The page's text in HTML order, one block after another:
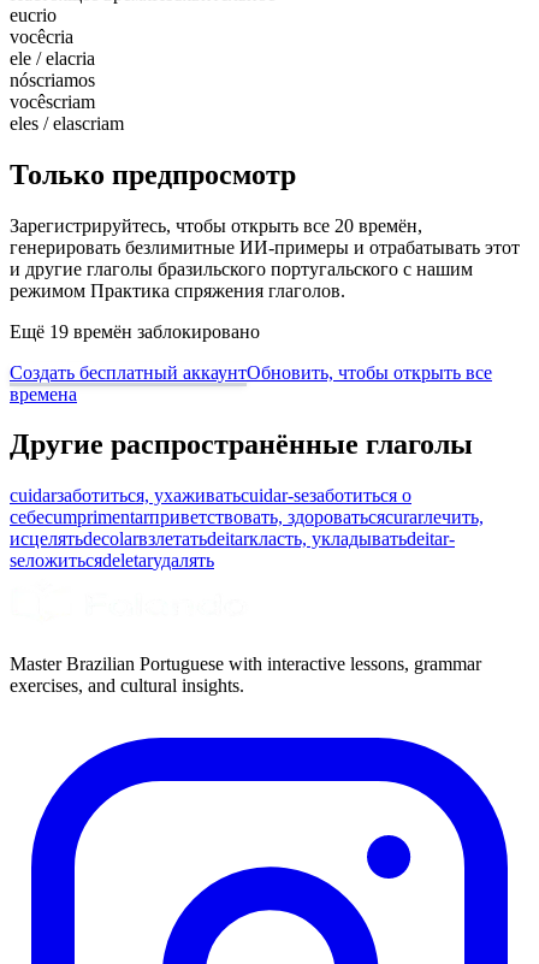
eucrio
vocêcria
ele / elacria
nóscriamos
vocêscriam
eles / elascriam
Только предпросмотр
Зарегистрируйтесь, чтобы открыть все 20 времён,
генерировать безлимитные ИИ-примеры и отрабатывать этот
и другие глаголы бразильского португальского с нашим
режимом Практика спряжения глаголов.
Ещё 19 времён заблокировано
Создать бесплатный аккаунтОбновить, чтобы открыть все
времена
Другие распространённые глаголы
cuidarзаботиться, ухаживатьcuidar-seзаботиться о
себеcumprimentarприветствовать, здороватьсяcurarлечить,
исцелятьdecolarвзлетатьdeitarкласть, укладыватьdeitar-
seложитьсяdeletarудалять
Master Brazilian Portuguese with interactive lessons, grammar
exercises, and cultural insights.